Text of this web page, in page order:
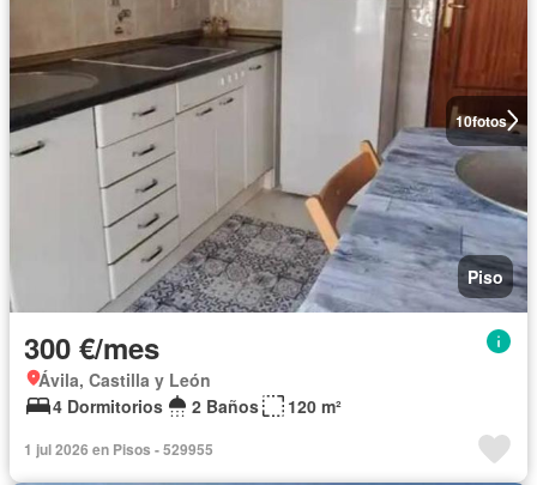
10fotos
Piso
300 €/mes
Ávila, Castilla y León
4 Dormitorios
2 Baños 120 m²
1 jul 2026 en Pisos - 529955